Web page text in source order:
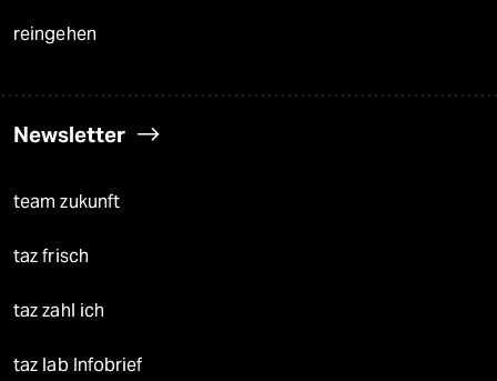
reingehen
Newsletter
team zukunft
taz frisch
taz zahl ich
taz lab Infobrief